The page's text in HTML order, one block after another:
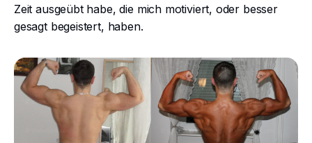
Zeit ausgeübt habe, die mich motiviert, oder besser
gesagt begeistert, haben.